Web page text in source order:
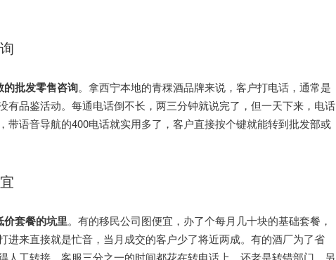
批发零售咨询。拿西宁本地的青稞酒品牌来说，客户打电话，通常是
有品鉴活动。每通电话倒不长，两三分钟就说完了，但一天下来，电话
带语音导航的400电话就实用多了，客户直接按个键就能转到批发部或
价套餐的坑里。有的移民公司图便宜，办了个每月几十块的基础套餐，
进来直接就是忙音，当月成交的客户少了将近两成。有的酒厂为了省
人工转接，客服三分之一的时间都花在转电话上，还老是转错部门。另